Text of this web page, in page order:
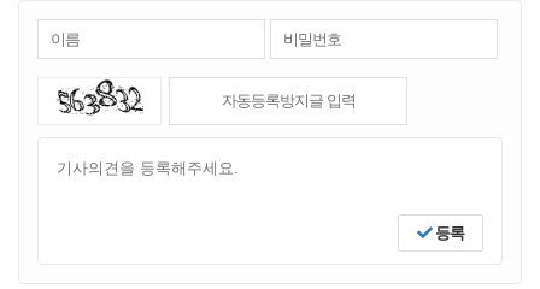
등록